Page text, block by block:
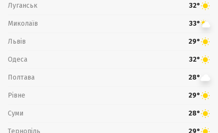
Луганськ 32°
Миколаїв 33°
Львів 29°
Одеса 32°
Полтава 28°
Рівне 29°
Суми 28°
Тернопіль 29°